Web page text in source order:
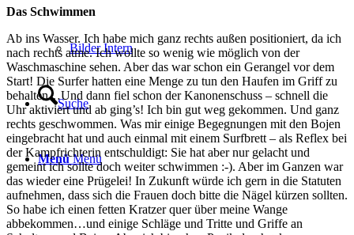
Bilder Intern
Suche
Menü Menü
Das Schwimmen
Ab ins Wasser. Ich habe mich ganz rechts außen positioniert, da ich
nach rechts atme. Ich wollte so wenig wie möglich von der
Waschmaschine sehen. Aber das war schon ein Gerangel vor dem
Start! Die Surfer hatten eine Menge zu tun den Haufen im Griff zu
behalten…Und dann fiel schon der Kanonenschuss – schnell die
Uhr aktiviert und ab ging’s! Ich bin gut weg gekommen. Und ganz
rechts geschwommen. Was mir einige Begegnungen mit den Bojen
eingebracht hat und auch einmal mit einem Surfbrett – als Reflex bei
der Kampfrichterin entschuldigt: Sie hat aber nur gelacht und
gemeint ich sollte doch weiter schwimmen :-). Aber im Ganzen war
das wieder eine Prügelei! In Zukunft würde ich gern in die Statuten
aufnehmen, dass sich die Frauen doch bitte die Nägel kürzen sollten.
So habe ich einen fetten Kratzer quer über meine Wange
abbekommen…und einige Schläge und Tritte und Griffe an